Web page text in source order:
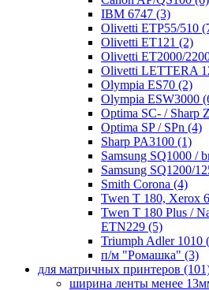
IBM 6747 (3)
Olivetti ETP55/510
Olivetti ET121 (2)
Olivetti ET2000/
Olivetti LETTERA
Olympia ES70 (2)
Olympia ESW3000
Optima SC- / Sharp
Optima SP / SPn (4)
Sharp PA3100 (1)
Samsung SQ1000 /
Samsung SQ1200/
Smith Corona (4)
Twen T 180, Xerox
Twen T 180 Plus /
ETN229 (5)
Triumph Adler 1010
п/м "Ромашка" (3)
для матричных принтеров
ширина ленты менее